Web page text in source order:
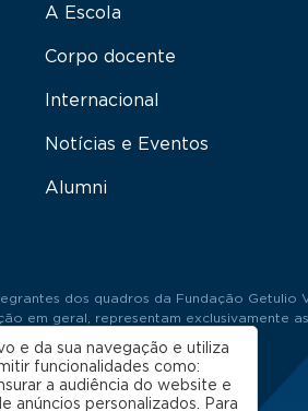
A Escola
Corpo docente
Internacional
Notícias e Eventos
Alumni
dos quadros da Fundação
em geral, representam exclusivamente
e da sua navegação e utiliza
funcionalidades como:
a audiência do website e
anúncios personalizados. Para